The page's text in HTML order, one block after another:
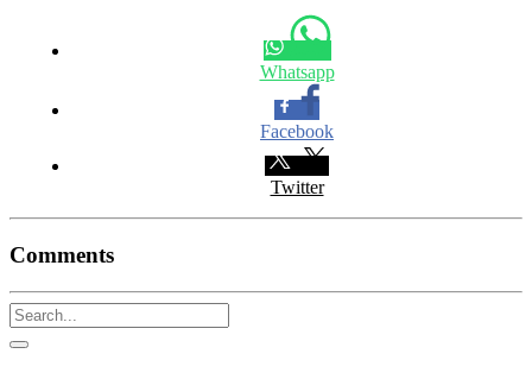
Whatsapp
Facebook
Twitter
Comments